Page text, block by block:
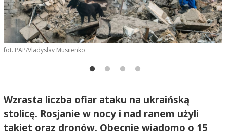
fot. PAP/Vladyslav Musiienko
Wzrasta liczba ofiar ataku na ukraińską
stolicę. Rosjanie w nocy i nad ranem użyli
takiet oraz dronów. Obecnie wiadomo o 15